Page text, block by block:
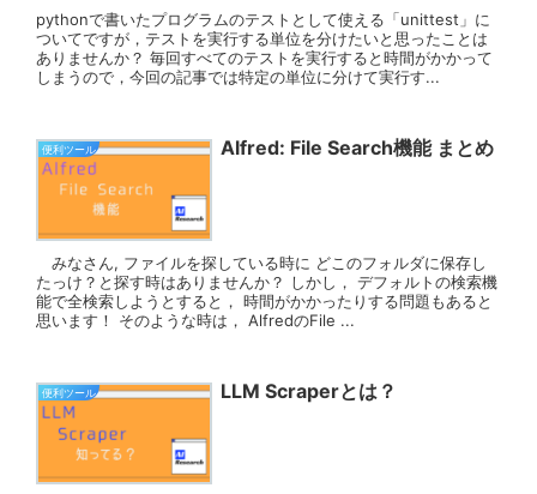
pythonで書いたプログラムのテストとして使える「unittest」に
ついてですが，テストを実行する単位を分けたいと思ったことは
ありませんか？ 毎回すべてのテストを実行すると時間がかかって
しまうので，今回の記事では特定の単位に分けて実行す...
便利ツール Alfred: File Search機能 まとめ
みなさん, ファイルを探している時に どこのフォルダに保存し
たっけ？と探す時はありませんか？ しかし， デフォルトの検索機
能で全検索しようとすると， 時間がかかったりする問題もあると
思います！ そのような時は， AlfredのFile ...
便利ツール LLM Scraperとは？